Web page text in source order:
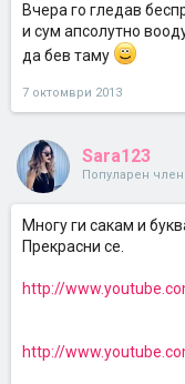
Вчера го гледав
и сум апсолутно
да бев таму
7 октомври 2013
Sara123
Популарен член
Многу ги сакам и
Прекрасни се.
http://
http://